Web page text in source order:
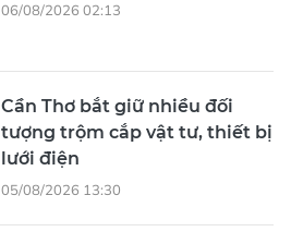
06/08/2026 02:13
Cần Thơ bắt giữ nhiều đối
tượng trộm cắp vật tư, thiết bị
lưới điện
05/08/2026 13:30